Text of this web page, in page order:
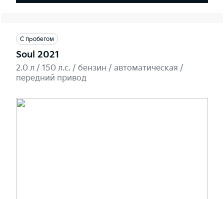
С пробегом
Soul 2021
2.0 л / 150 л.c. / бензин / автоматическая /
передний привод